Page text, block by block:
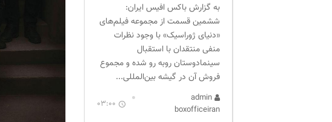
به گزارش باکس افیس ایران:
ششمین قسمت از مجموعه فیلم‌های
«دنیای ژوراسیک» با وجود نظرات
منفی منتقدان با استقبال
سینمادوستان روبه رو شده و مجموع
فروش آن در گیشه بین‌المللی...
admin
boxofficeiran
03:00